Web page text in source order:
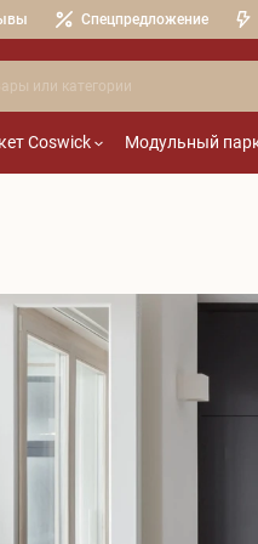
Спецпредложение
Coswick Модульный